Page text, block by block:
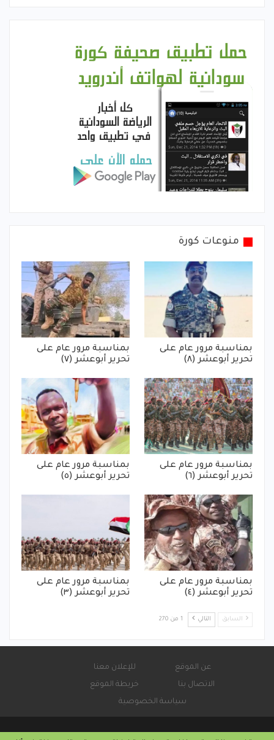
منوعات كورة
بمناسبة مرور عام على
تحرير أبوعشر (٨)
بمناسبة مرور عام على
تحرير أبوعشر (٧)
بمناسبة مرور عام على
تحرير أبوعشر (٦)
بمناسبة مرور عام على
تحرير أبوعشر (٥)
بمناسبة مرور عام على
تحرير أبوعشر (٤)
بمناسبة مرور عام على
تحرير أبوعشر (٣)
السابق التالي 1 من 270
عن الموقع
للإعلان معنا
الاتصال بنا
خريطة الموقع
سياسة الخصوصية